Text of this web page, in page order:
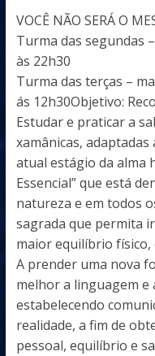
VOCÊ NÃO SERÁ O
Turma das segundas
às 22h30
Turma das terças –
ás 12h30Objetivo:
Estudar e praticar a
xamânicas,
atual estágio da alma
Essencial” que está
natureza e em todos
sagrada que permita
maior equilíbrio
A prender uma nova
melhor a linguagem e
estabelecendo
realidade, a fim de
pessoal, equilíbrio e